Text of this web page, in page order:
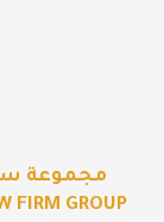
مجموعة
FIRM GROUP